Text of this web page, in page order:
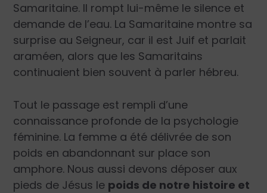
Samaritaine. Il rompt lui-même le silence et
demande de l’eau. La Samaritaine montre sa
surprise au Seigneur, car il est Juif et parlait
araméen, alors que les Samaritains
continuaient bien souvent à parler hébreu.
Tout le passage est rempli d’une
connaissance profonde de la psychologie
féminine. La femme a été délivrée de son
poids en abandonnant sur place son
amphore. Nous aussi devons déposer aux
pieds de Jésus le poids de notre histoire et